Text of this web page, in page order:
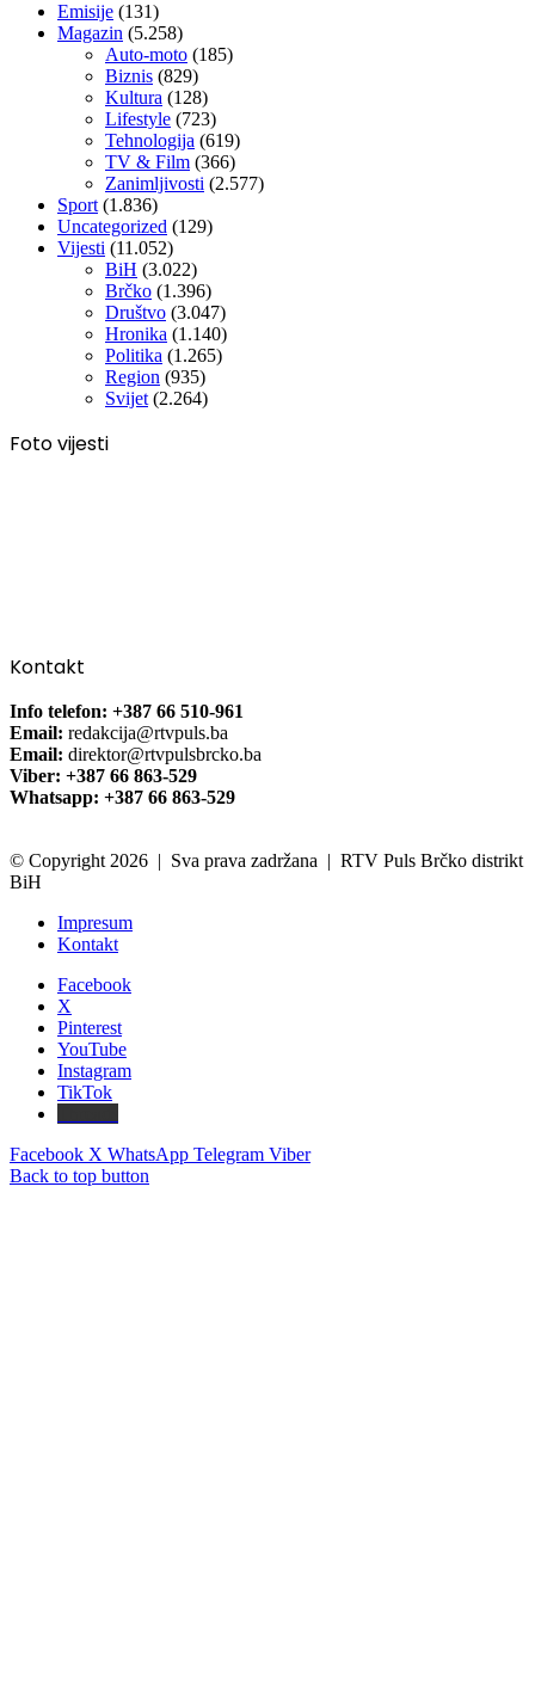
Emisije (131)
Magazin (5.258)
Auto-moto (185)
Biznis (829)
Kultura (128)
Lifestyle (723)
Tehnologija (619)
TV & Film (366)
Zanimljivosti (2.577)
Sport(1.836)
Uncategorized (129)
Vijesti (11.052)
BiH (3.022)
Brčko (1.396)
Društvo (3.047)
Hronika (1.140)
Politika (1.265)
Region (935)
Svijet(2.264)
Foto vijesti
Kontakt
Info telefon: +387 66 510-961
Email: redakcija@rtvpuls.ba
Email: direktor@rtvpulsbrcko.ba
Viber: +387 66 863-529
Whatsapp: +387 66 863-529
© Copyright 2026 | Sva prava zadržana | RTV Puls Brčko distrikt
BiH
Impresum
Kontakt
Facebook
X
Pinterest
YouTube
Instagram
TikTok
Facebook X WhatsApp Telegram Viber
Back to top button